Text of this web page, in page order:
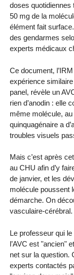
doses quotidiennes
50 mg de la
élément fait
des gendarmes
experts médicaux
Ce document,
expérience
panel, révèle un
rien d’anodin : elle
même molécule,
quinquagénaire a
troubles visuels
Mais c’est après
au CHU afin d’y
de janvier, et les
molécule poussent
démarche. On
vasculaire-cérébral.
Le professeur qui
l’AVC est "ancien"
net sur la question.
experts contactés